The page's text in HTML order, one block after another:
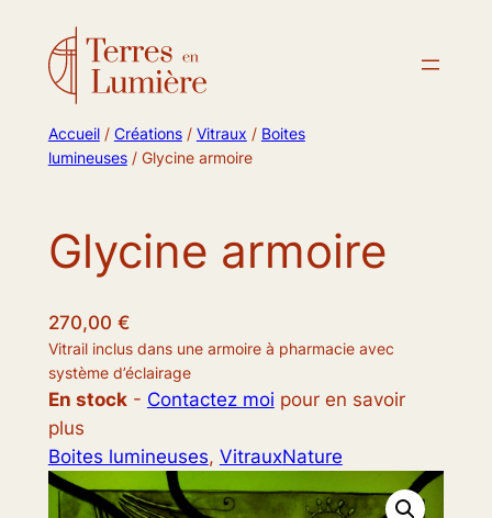
Accueil/ Créations/ Vitraux / Boites
lumineuses/ Glycine armoire
Glycine armoire
270,00 €
Vitrail inclus dans une armoire à pharmacie avec
système d’éclairage
En stock- Contactez moi pour en savoir
plus
Boites lumineuses, VitrauxNature